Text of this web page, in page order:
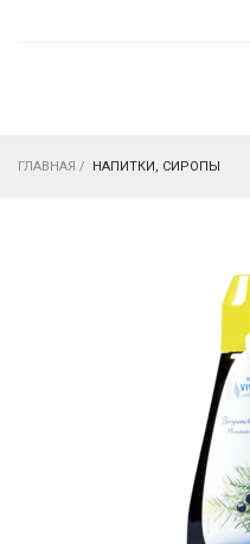
ГЛАВНАЯ / НАПИТКИ, СИРОПЫ